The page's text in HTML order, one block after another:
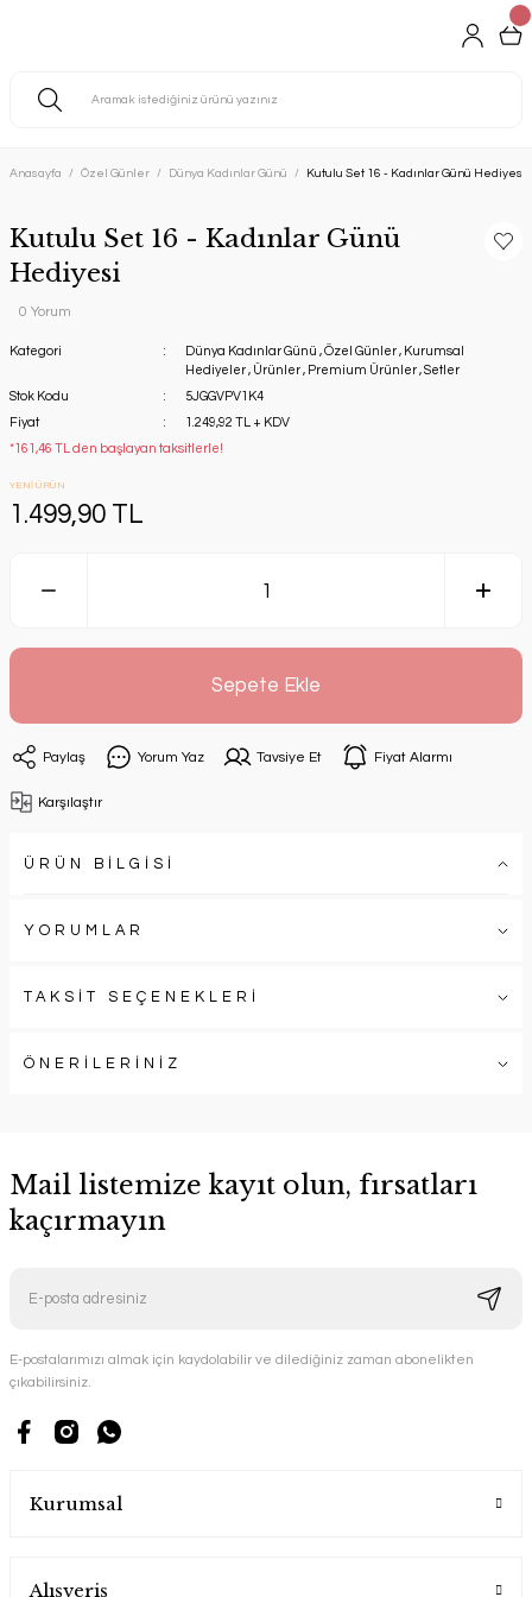
Anasayfa Özel Günler Dünya Kadınlar Günü Kutulu Set 16 - Kadınlar Günü Hediyesi
Kutulu Set 16 - Kadınlar Günü
Hediyesi
0 Yorum
Kategori Dünya Kadınlar Günü ,Özel Günler , Kurumsal
Hediyeler , Ürünler , Premium Ürünler ,Setler
Stok Kodu
5JGGVPV1K4
Fiyat
1.249,92 TL + KDV
*161,46 TL den başlayan taksitlerle!
YENİ ÜRÜN
1.499,90 TL
Sepete Ekle
Paylaş Yorum Yaz Tavsiye Et Fiyat Alarmı
Karşılaştır
ÜRÜN BİLGİSİ
YORUMLAR
TAKSİT SEÇENEKLERİ
ÖNERİLERİNİZ
Mail listemize kayıt olun, fırsatları
kaçırmayın
E-postalarımızı almak için kaydolabilir ve dilediğiniz zaman abonelikten
çıkabilirsiniz.
Kurumsal
Alışveriş